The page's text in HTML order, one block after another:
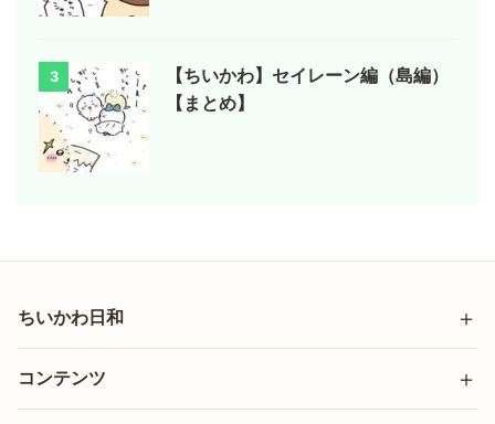
3
【ちいかわ】セイレーン編（島編）
【まとめ】
ちいかわ日和
コンテンツ